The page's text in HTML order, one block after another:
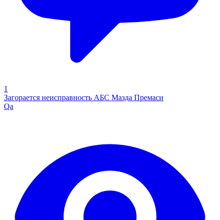
1
Загорается неисправность АБС Мазда Премаси
Qa